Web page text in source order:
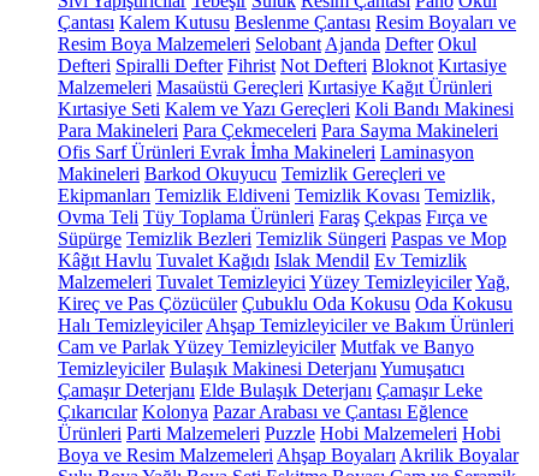
Çantası Kalem Kutusu Beslenme Çantası Resim Boyaları ve
Resim Boya Malzemeleri Selobant Ajanda Defter Okul
Defteri Spiralli Defter Fihrist Not Defteri Bloknot Kırtasiye
Malzemeleri Masaüstü Gereçleri Kırtasiye Kağıt Ürünleri
Kırtasiye Seti Kalem ve Yazı Gereçleri Koli Bandı Makinesi
Para Makineleri Para Çekmeceleri Para Sayma Makineleri
Ofis Sarf Ürünleri Evrak İmha Makineleri Laminasyon
Makineleri Barkod Okuyucu Temizlik Gereçleri ve
Ekipmanları Temizlik Eldiveni Temizlik Kovası Temizlik,
Ovma Teli Tüy Toplama Ürünleri Faraş Çekpas Fırça ve
Süpürge Temizlik Bezleri Temizlik Süngeri Paspas ve Mop
Kâğıt Havlu Tuvalet Kağıdı Islak Mendil Ev Temizlik
Malzemeleri Tuvalet Temizleyici Yüzey TemizleyicilerYağ,
Kireç ve Pas Çözücüler Çubuklu Oda Kokusu Oda Kokusu
Halı Temizleyiciler Ahşap Temizleyiciler ve Bakım Ürünleri
Cam ve Parlak Yüzey Temizleyiciler Mutfak ve Banyo
Temizleyiciler Bulaşık Makinesi Deterjanı Yumuşatıcı
Çamaşır Deterjanı Elde Bulaşık Deterjanı Çamaşır Leke
Çıkarıcılar Kolonya Pazar Arabası ve Çantası Eğlence
Ürünleri Parti Malzemeleri Puzzle Hobi Malzemeleri Hobi
Boya ve Resim Malzemeleri Ahşap Boyaları Akrilik Boyalar